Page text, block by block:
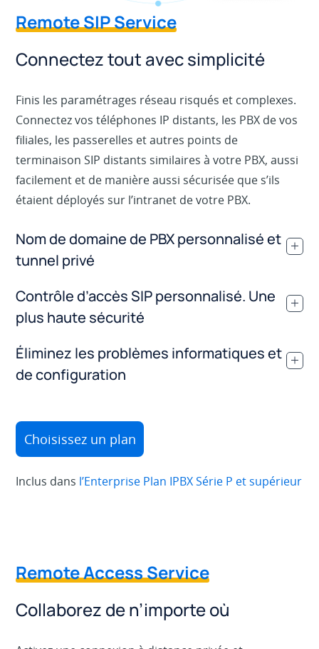
Remote SIP Service
Connectez tout avec simplicité
Finis les paramétrages réseau risqués et complexes.
Connectez vos téléphones IP distants, les PBX de vos
filiales, les passerelles et autres points de
terminaison SIP distants similaires à votre PBX, aussi
facilement et de manière aussi sécurisée que s’ils
étaient déployés sur l’intranet de votre PBX.
Nom de domaine de PBX personnalisé et
tunnel privé
.
Contrôle d’accès SIP personnalisé. Une
plus haute sécurité
.
Éliminez les problèmes informatiques et
de configuration
.
Choisissez un plan
Inclus dans l’Enterprise Plan IPBX Série P et supérieur
Remote Access Service
Collaborez de n’importe où